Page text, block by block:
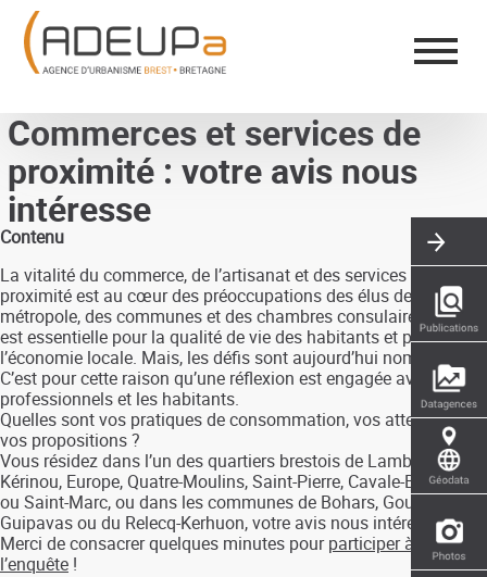
Aller
contenu
principal
Commerces et services de
proximité : votre avis nous
intéresse
Contenu
La vitalité du commerce, de l’artisanat et des services de
proximité est au cœur des préoccupations des élus de Brest
métropole, des communes et des chambres consulaires. Elle
est essentielle pour la qualité de vie des habitants et pour
l’économie locale. Mais, les défis sont aujourd’hui nombreux.
C’est pour cette raison qu’une réflexion est engagée avec les
professionnels et les habitants.
Quelles sont vos pratiques de consommation, vos attentes et
vos propositions ?
Vous résidez dans l’un des quartiers brestois de Lambézellec,
Kérinou, Europe, Quatre-Moulins, Saint-Pierre, Cavale-Blanche
ou Saint-Marc, ou dans les communes de Bohars, Gouesnou,
Guipavas ou du Relecq-Kerhuon, votre avis nous intéresse !
Merci de consacrer quelques minutes pourparticiper à
l’enquête !
Panneau de gestion des cookies